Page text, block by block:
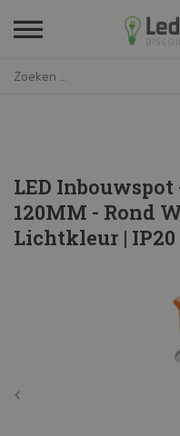
LED
120MM - Rond
Lichtkleur | IP20